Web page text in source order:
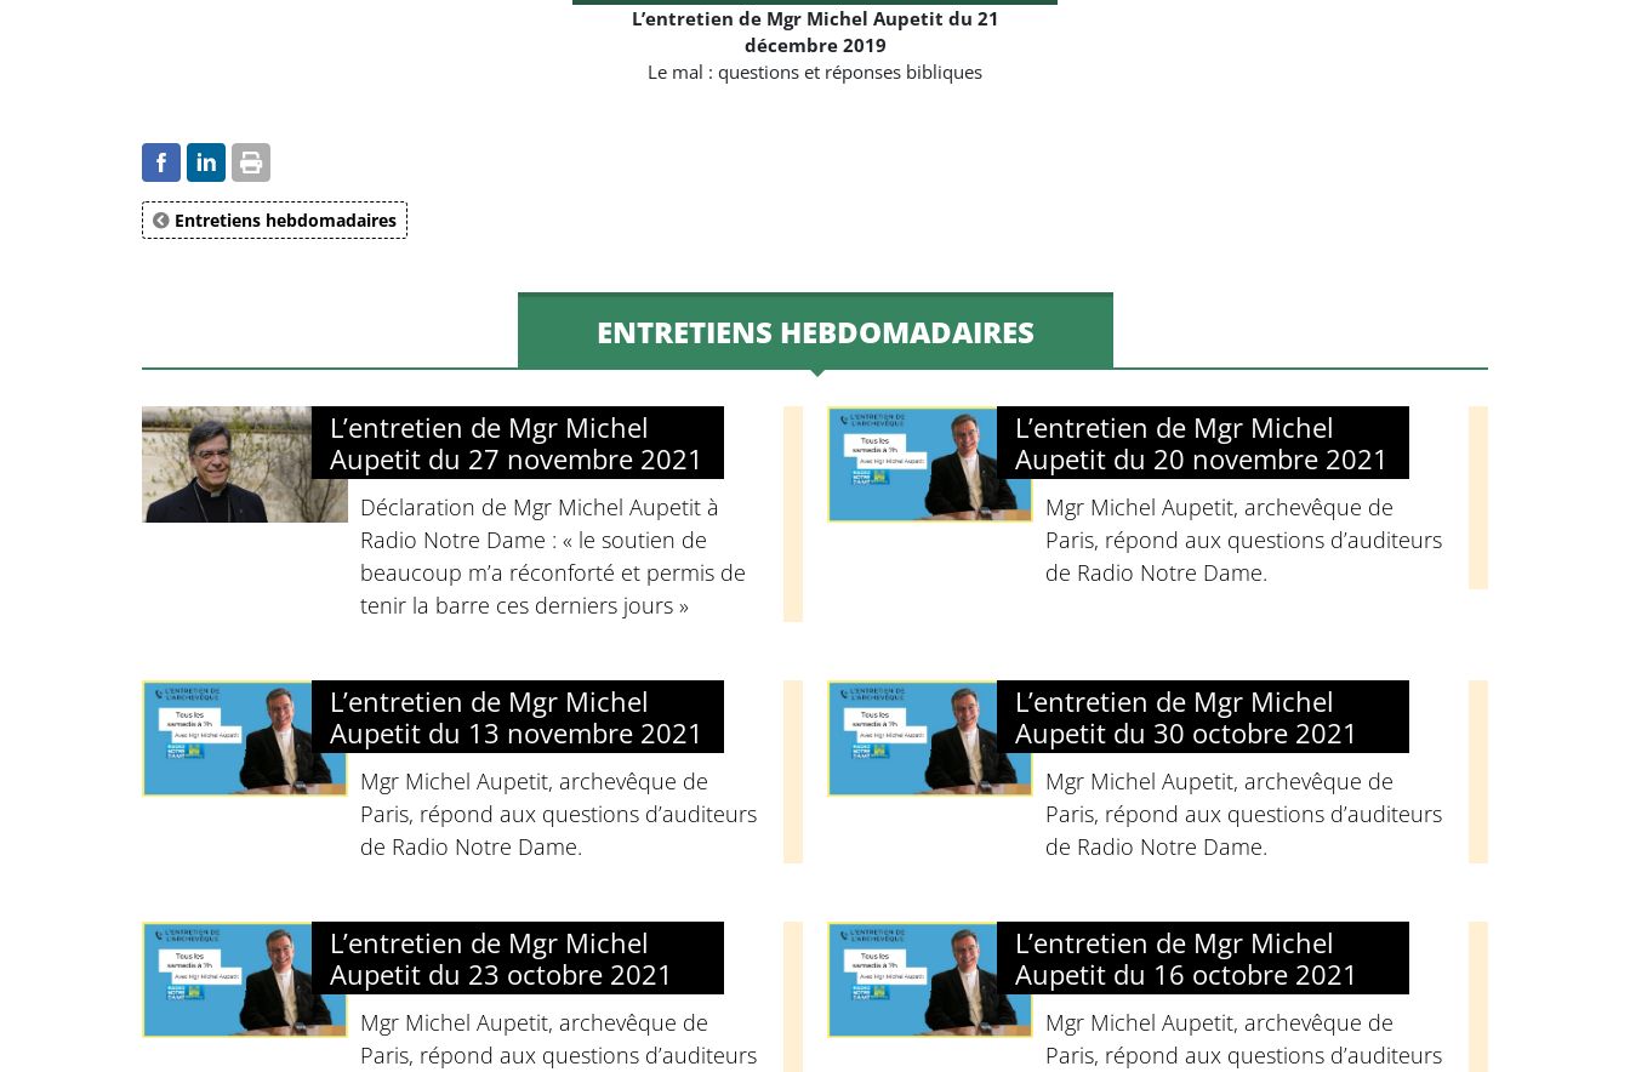
Arrow
to
L’entretien de Mgr Michel Aupetit du 21
décembre 2019
Le mal : questions et réponses bibliques
Entretiens hebdomadaires
ENTRETIENS HEBDOMADAIRES
L’entretien de Mgr Michel
Aupetit du 27 novembre 2021
Déclaration de Mgr Michel Aupetit à
Radio Notre Dame : « le soutien de
beaucoup m’a réconforté et permis de
tenir la barre ces derniers jours »
L’entretien de Mgr Michel
Aupetit du 20 novembre 2021
Mgr Michel Aupetit, archevêque de
Paris, répond aux questions d’auditeurs
de Radio Notre Dame.
L’entretien de Mgr Michel
Aupetit du 13 novembre 2021
Mgr Michel Aupetit, archevêque de
Paris, répond aux questions d’auditeurs
de Radio Notre Dame.
L’entretien de Mgr Michel
Aupetit du 30 octobre 2021
Mgr Michel Aupetit, archevêque de
Paris, répond aux questions d’auditeurs
de Radio Notre Dame.
L’entretien de Mgr Michel
Aupetit du 23 octobre 2021
Mgr Michel Aupetit, archevêque de
Paris, répond aux questions d’auditeurs
L’entretien de Mgr Michel
Aupetit du 16 octobre 2021
Mgr Michel Aupetit, archevêque de
Paris, répond aux questions d’auditeurs